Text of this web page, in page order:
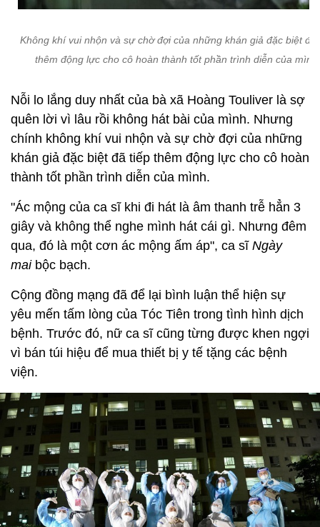
Không khí vui nhộn và sự chờ đợi của những khán giả đặc biệt đã
thêm động lực cho cô hoàn thành tốt phần trình diễn của mình.
Nỗi lo lắng duy nhất của bà xã Hoàng Touliver là sợ
quên lời vì lâu rồi không hát bài của mình. Nhưng
chính không khí vui nhộn và sự chờ đợi của những
khán giả đặc biệt đã tiếp thêm động lực cho cô hoàn
thành tốt phần trình diễn của mình.
"Ác mộng của ca sĩ khi đi hát là âm thanh trễ hẳn 3
giây và không thể nghe mình hát cái gì. Nhưng đêm
qua, đó là một cơn ác mộng ấm áp", ca sĩ Ngày
maibộc bạch.
Cộng đồng mạng đã để lại bình luận thể hiện sự
yêu mến tấm lòng của Tóc Tiên trong tình hình dịch
bệnh. Trước đó, nữ ca sĩ cũng từng được khen ngợi
vì bán túi hiệu để mua thiết bị y tế tặng các bệnh
viện.